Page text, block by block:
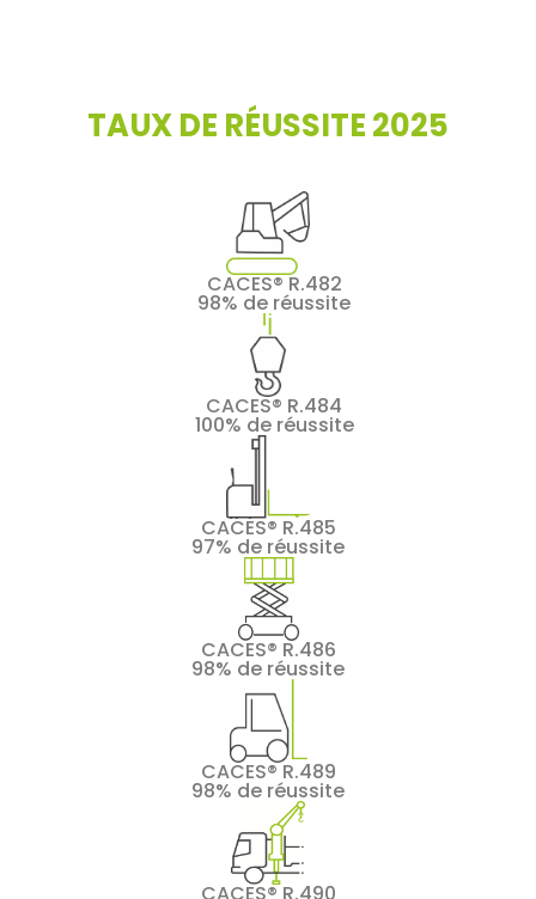
TAUX DE RÉUSSITE 2025
CACES® R.482
98% de réussite
CACES® R.484
100% de réussite
CACES® R.485
97% de réussite
CACES® R.486
98% de réussite
CACES® R.489
98% de réussite